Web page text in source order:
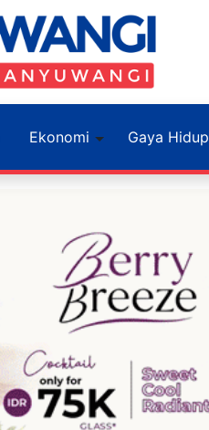
Ekonomi Gaya Hidup